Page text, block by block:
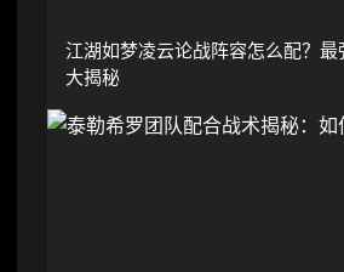
江湖如梦凌云论战阵容怎么配？
大揭秘